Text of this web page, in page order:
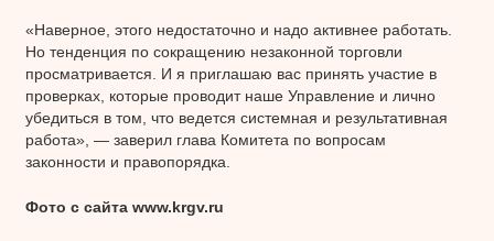
«Наверное, этого недостаточно и надо активнее работать.
Но тенденция по сокращению незаконной торговли
просматривается. И я приглашаю вас принять участие в
проверках, которые проводит наше Управление и лично
убедиться в том, что ведется системная и результативная
работа», — заверил глава Комитета по вопросам
законности и правопорядка.
Фото с сайта www.krgv.ru